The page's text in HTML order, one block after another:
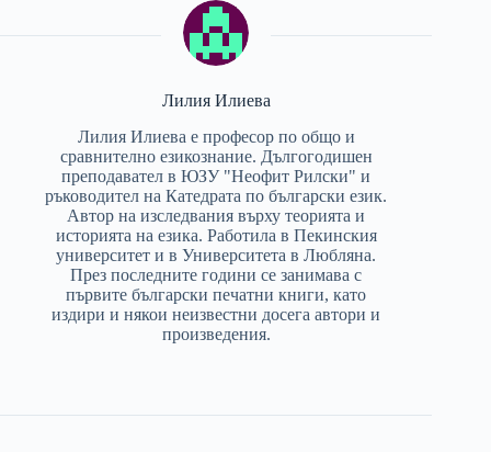
Лилия Илиева
Лилия Илиева е професор по общо и
сравнително езикознание. Дългогодишен
преподавател в ЮЗУ "Неофит Рилски" и
ръководител на Катедрата по български език.
Автор на изследвания върху теорията и
историята на езика. Работила в Пекинския
университет и в Университета в Любляна.
През последните години се занимава с
първите български печатни книги, като
издири и някои неизвестни досега автори и
произведения.